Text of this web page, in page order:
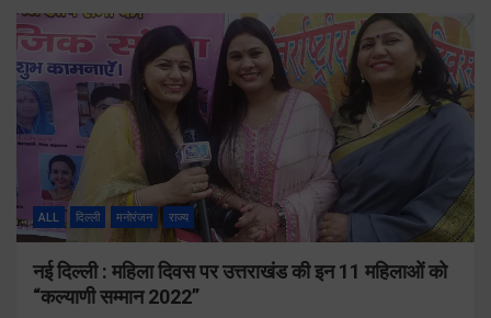
ALL दिल्ली मनोरंजन राज्य
नई दिल्ली : महिला दिवस पर उत्तराखंड की इन 11 महिलाओं को
“कल्याणी सम्मान 2022”